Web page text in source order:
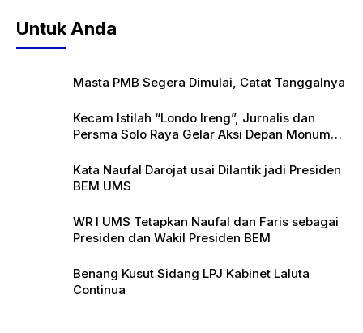
Untuk Anda
Masta PMB Segera Dimulai, Catat Tanggalnya
Kecam Istilah “Londo Ireng”, Jurnalis dan
Persma Solo Raya Gelar Aksi Depan Monumen
Kata Naufal Darojat usai Dilantik jadi Presiden
BEM UMS
WR I UMS Tetapkan Naufal dan Faris sebagai
Presiden dan Wakil Presiden BEM
Benang Kusut Sidang LPJ Kabinet Laluta
Continua